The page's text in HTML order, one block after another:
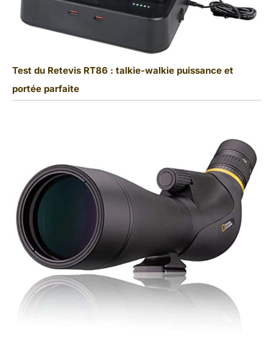
Test du Retevis RT86 : talkie-walkie puissance et
portée parfaite